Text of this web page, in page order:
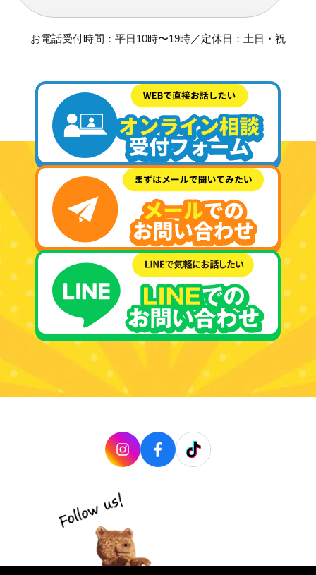
お電話受付時間：平日10時〜19時／定休日：土日・祝